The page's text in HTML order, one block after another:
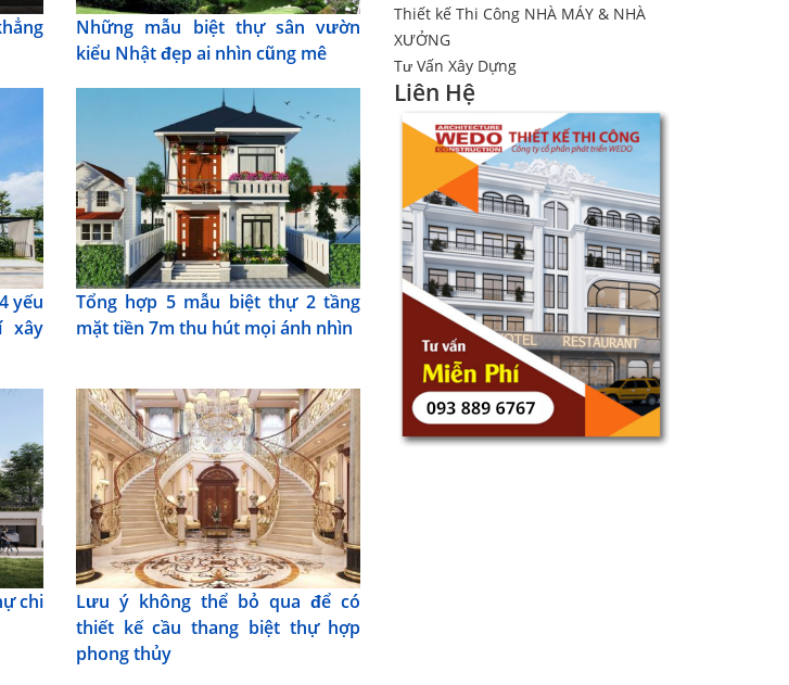
Những mẫu biệt thự sân vườn
kiểu Nhật đẹp ai nhìn cũng mê
yếu
xây
Tổng hợp 5 mẫu biệt thự 2 tầng
mặt tiền 7m thu hút mọi ánh nhìn
chi
Lưu ý không thể bỏ qua để có
thiết kế cầu thang biệt thự hợp
phong thủy
Thiết kế Thi Công NHÀ MÁY & NHÀ
XƯỞNG
Tư Vấn Xây Dựng
Liên Hệ